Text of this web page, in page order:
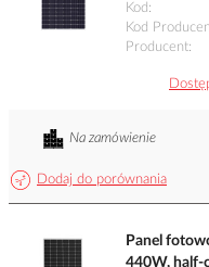
Kod
Kod
Producent
Dodaj do porównania
Na zamówienie
Panel
440W, half-